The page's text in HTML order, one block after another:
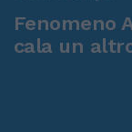
Fenomeno
cala un